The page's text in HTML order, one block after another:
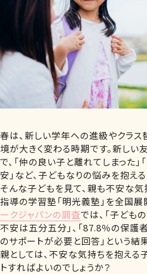
春は、新しい学年への進級やクラス
境が大きく変わる時期です。新し
で、「仲の良い子と離れてしまった
安」など、子どもなりの悩みを抱え
そんな子どもを見て、親も不安な気
指導の学習塾「明光義塾」を全国展
ークジャパンの調査では、「子ども
不安は五分五分」、「87.8％の保
のサポートが必要と回答」という結
親としては、不安な気持ちを抱える
トすればよいのでしょうか？